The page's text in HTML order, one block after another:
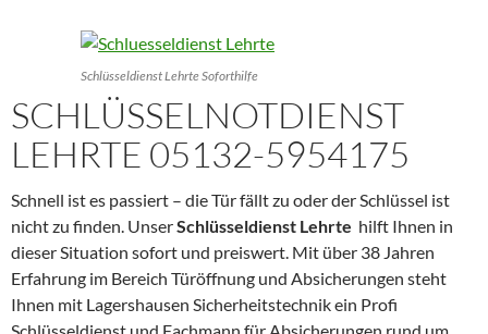
Schlüsseldienst Lehrte Soforthilfe
SCHLÜSSELNOTDIENST
LEHRTE 05132-5954175
Schnell ist es passiert – die Tür fällt zu oder der Schlüssel ist
nicht zu finden. UnserSchlüsseldienst Lehrte hilft Ihnen in
dieser Situation sofort und preiswert. Mit über 38 Jahren
Erfahrung im Bereich Türöffnung und Absicherungen steht
Ihnen mit Lagershausen Sicherheitstechnik ein Profi